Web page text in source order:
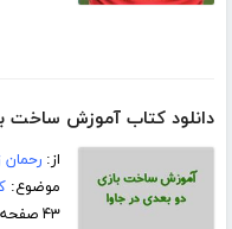
دانلود کتاب آموزش ساخت
از:رحمان
موضوع:
۴۳ صفحه